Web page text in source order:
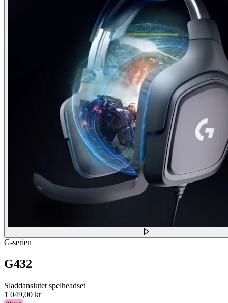
G-serien
G432
Sladdanslutet spelheadset
1 049,00 kr